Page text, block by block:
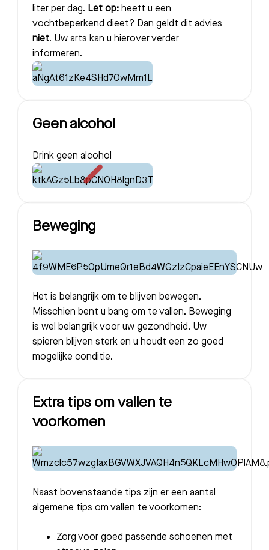
liter per dag. Let op: heeft u een
vochtbeperkend dieet? Dan geldt dit advies
niet. Uw arts kan u hierover verder
informeren.
Geen alcohol
Drink geen alcohol
Beweging
Het is belangrijk om te blijven bewegen.
Misschien bent u bang om te vallen. Beweging
is wel belangrijk voor uw gezondheid. Uw
spieren blijven sterk en u houdt een zo goed
mogelijke conditie.
Extra tips om vallen te
voorkomen
Naast bovenstaande tips zijn er een aantal
algemene tips om vallen te voorkomen:
Zorg voor goed passende schoenen met